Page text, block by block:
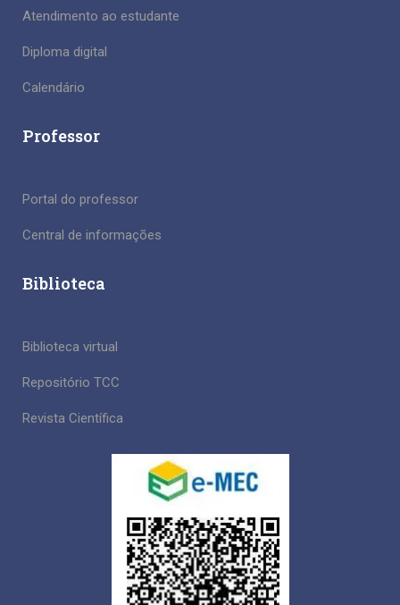
Atendimento ao estudante
Diploma digital
Calendário
Professor
Portal do professor
Central de informações
Biblioteca
Biblioteca virtual
Repositório TCC
Revista Científica